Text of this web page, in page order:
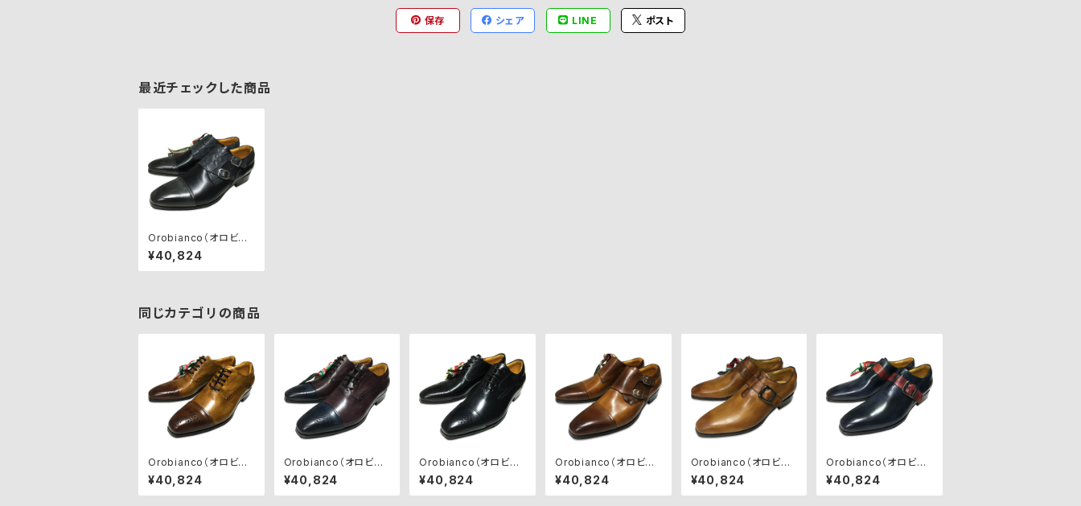
保存 シェア LINE ポスト
最近チェックした商品
Orobianco（オロビア
ンコ）ビジネスシューズ
【SAVONA】GRIGIO/N
ERO
¥40,824
同じカテゴリの商品
Orobianco（オロビア
ンコ）ビジネスシューズ
【MONZA】BRANDY/T
AN
¥40,824
Orobianco（オロビア
ンコ）ビジネスシューズ
【MONZA】BLU/BORD
O
¥40,824
Orobianco（オロビア
ンコ）ビジネスシューズ
【MONZA】NERO
¥40,824
Orobianco（オロビア
ンコ）ビジネスシューズ
【SAVONA】BRANDY/
SIENA
¥40,824
Orobianco（オロビア
ンコ）ビジネスシューズ
【CHIARI】SIENA
¥40,824
Orobianco（オロビア
ンコ）ビジネスシューズ
【CHIARI】BLU/ROSS
O
¥40,824